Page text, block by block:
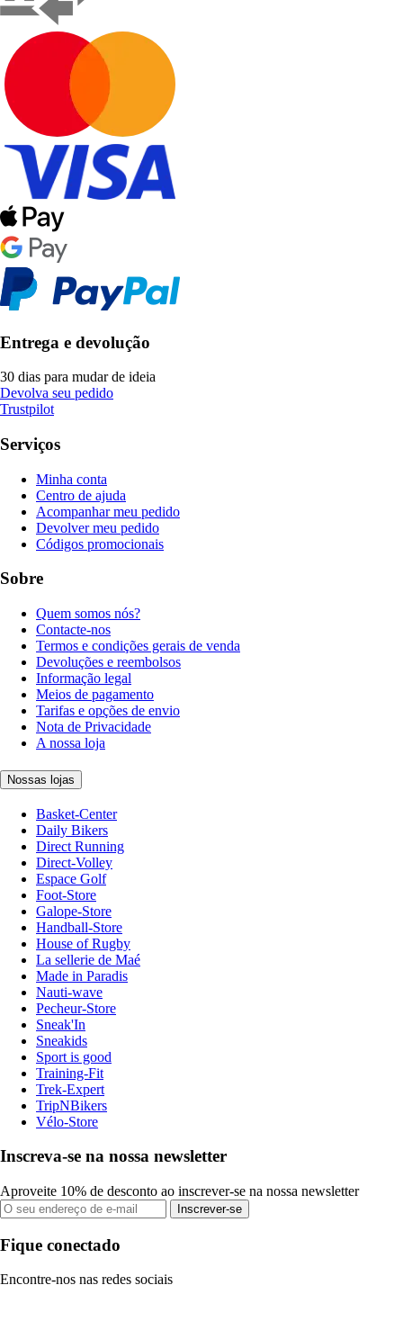
Entrega e devolução
30 dias para mudar de ideia
Devolva seu pedido
Trustpilot
Serviços
Minha conta
Centro de ajuda
Acompanhar meu pedido
Devolver meu pedido
Códigos promocionais
Sobre
Quem somos nós?
Contacte-nos
Termos e condições gerais de venda
Devoluções e reembolsos
Informação legal
Meios de pagamento
Tarifas e opções de envio
Nota de Privacidade
A nossa loja
Nossas lojas
Basket-Center
Daily Bikers
Direct Running
Direct-Volley
Espace Golf
Foot-Store
Galope-Store
Handball-Store
House of Rugby
La sellerie de Maé
Made in Paradis
Nauti-wave
Pecheur-Store
Sneak'In
Sneakids
Sport is good
Training-Fit
Trek-Expert
TripNBikers
Vélo-Store
Inscreva-se na nossa newsletter
Aproveite 10% de desconto ao inscrever-se na nossa newsletter
Inscrever-se
Fique conectado
Encontre-nos nas redes sociais